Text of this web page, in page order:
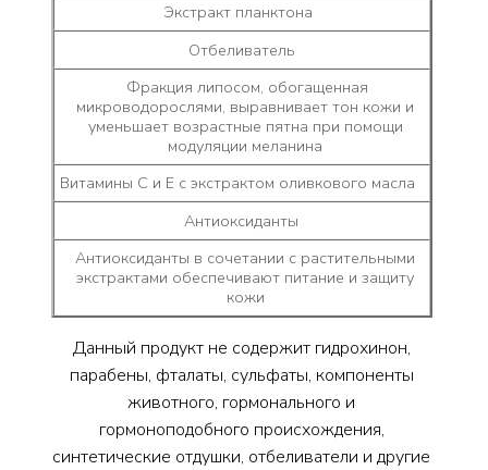
Экстракт планктона
Отбеливатель
Фракция липосом, обогащенная
микроводорослями, выравнивает тон кожи и
уменьшает возрастные пятна при помощи
модуляции меланина
Витамины C и E с экстрактом оливкового масла
Антиоксиданты
Антиоксиданты в сочетании с растительными
экстрактами обеспечивают питание и защиту
кожи
Данный продукт не содержит гидрохинон,
парабены, фталаты, сульфаты, компоненты
животного, гормонального и
гормоноподобного происхождения,
синтетические отдушки, отбеливатели и другие